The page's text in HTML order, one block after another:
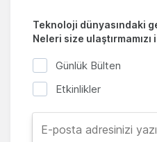
Teknoloji dünyasındaki
Neleri size
Günlük Bülten
Etkinlikler